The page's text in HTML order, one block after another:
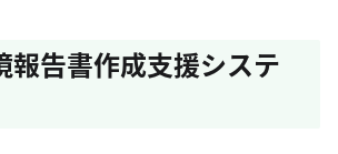
報告書作成支援システ